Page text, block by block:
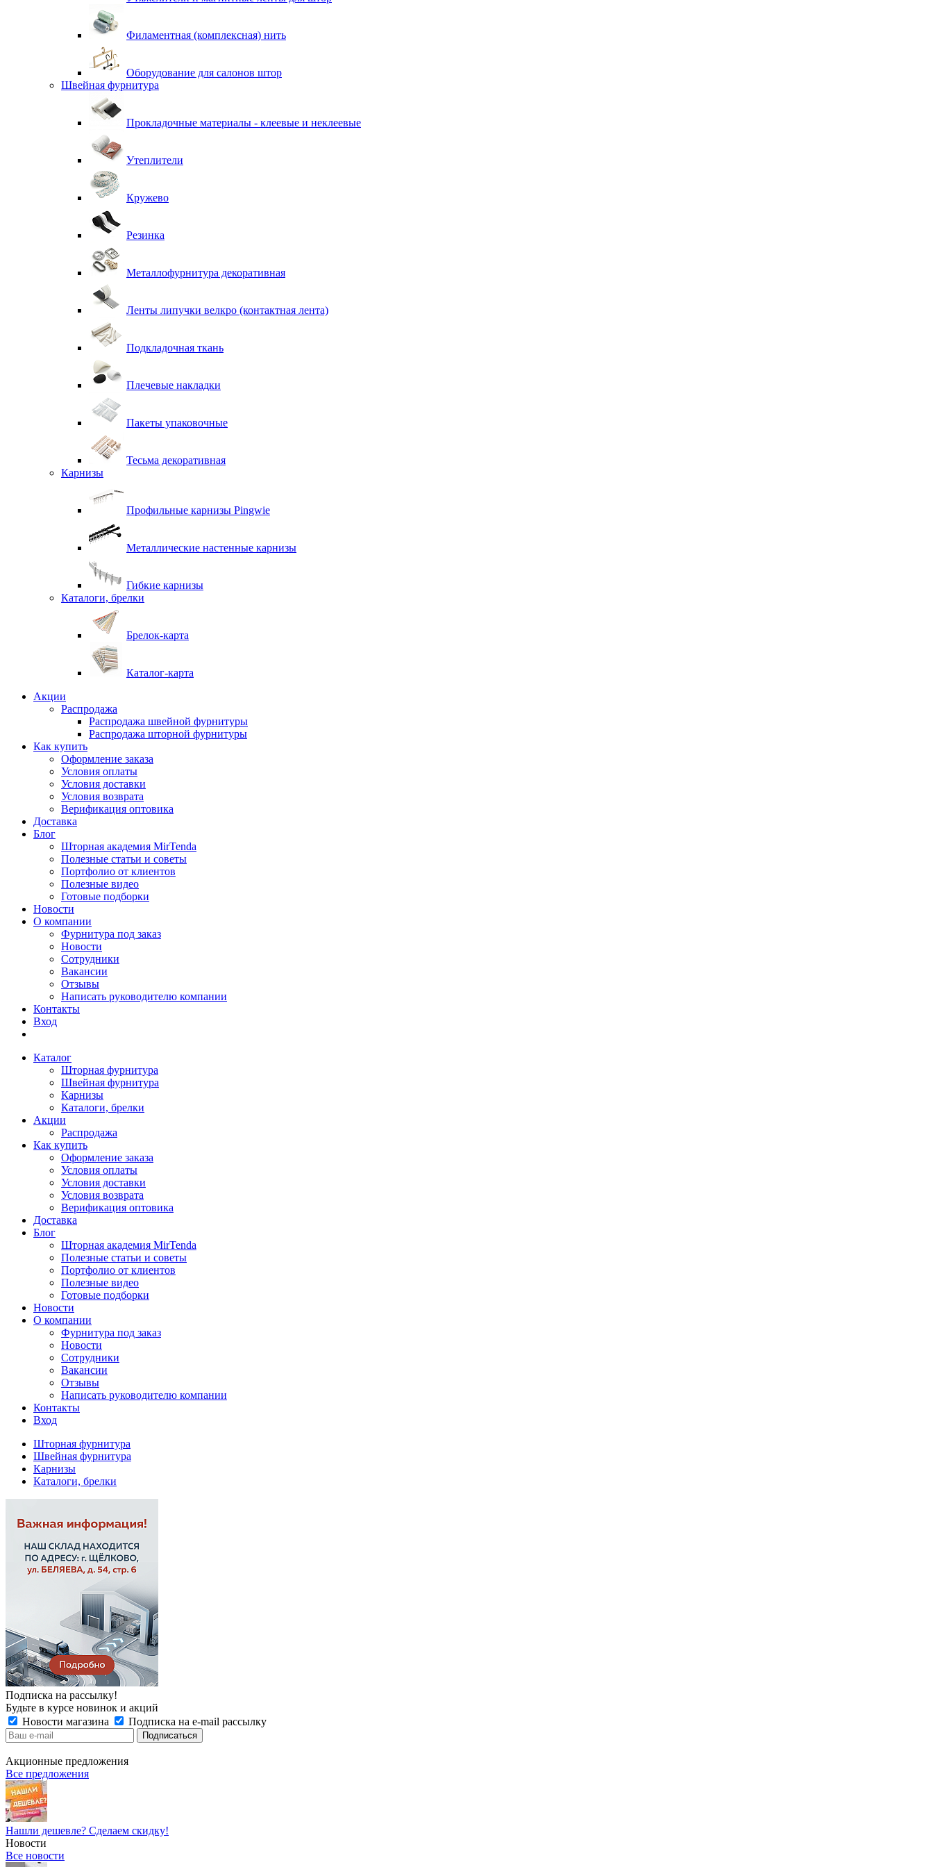
Филаментная (комплексная) нить
Оборудование для салонов штор
Швейная фурнитура
Прокладочные материалы - клеевые и неклеевые
Утеплители
Кружево
Резинка
Металлофурнитура декоративная
Ленты липучки велкро (контактная лента)
Подкладочная ткань
Плечевые накладки
Пакеты упаковочные
Тесьма декоративная
Карнизы
Профильные карнизы Pingwie
Металлические настенные карнизы
Гибкие карнизы
Каталоги, брелки
Брелок-карта
Каталог-карта
Акции
Распродажа
Распродажа швейной фурнитуры
Распродажа шторной фурнитуры
Как купить
Оформление заказа
Условия оплаты
Условия доставки
Условия возврата
Верификация оптовика
Доставка
Блог
Шторная академия MirTenda
Полезные статьи и советы
Портфолио от клиентов
Полезные видео
Готовые подборки
Новости
О компании
Фурнитура под заказ
Новости
Сотрудники
Вакансии
Отзывы
Написать руководителю компании
Контакты
Вход
Каталог
Шторная фурнитура
Швейная фурнитура
Карнизы
Каталоги, брелки
Акции
Распродажа
Как купить
Оформление заказа
Условия оплаты
Условия доставки
Условия возврата
Верификация оптовика
Доставка
Блог
Шторная академия MirTenda
Полезные статьи и советы
Портфолио от клиентов
Полезные видео
Готовые подборки
Новости
О компании
Фурнитура под заказ
Новости
Сотрудники
Вакансии
Отзывы
Написать руководителю компании
Контакты
Вход
Шторная фурнитура
Швейная фурнитура
Карнизы
Каталоги, брелки
Подписка на рассылку!
Будьте в курсе новинок и акций
Новости магазина
Подписка на e-mail рассылку
Акционные предложения
Все предложения
Нашли дешевле? Сделаем скидку!
Новости
Все новости